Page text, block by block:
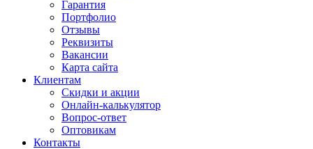
Гарантия
Портфолио
Отзывы
Реквизиты
Вакансии
Карта сайта
Клиентам
Скидки и акции
Онлайн-калькулятор
Вопрос-ответ
Оптовикам
Контакты